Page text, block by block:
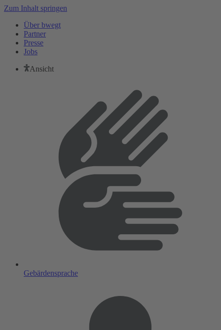
Zum Inhalt springen
Über bwegt
Partner
Presse
Jobs
Ansicht
Gebärdensprache